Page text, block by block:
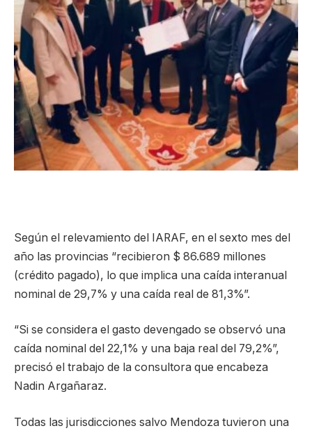
Según el relevamiento del IARAF, en el sexto mes del
año las provincias “recibieron $ 86.689 millones
(crédito pagado), lo que implica una caída interanual
nominal de 29,7% y una caída real de 81,3%”.
“Si se considera el gasto devengado se observó una
caída nominal del 22,1% y una baja real del 79,2%”,
precisó el trabajo de la consultora que encabeza
Nadin Argañaraz.
Todas las jurisdicciones salvo Mendoza tuvieron una